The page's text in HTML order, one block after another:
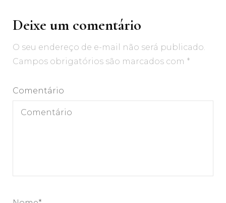
Deixe um comentário
O seu endereço de e-mail não será publicado.
Campos obrigatórios são marcados com *
Comentário